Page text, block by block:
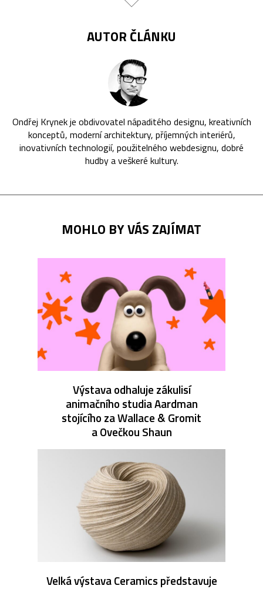
AUTOR ČLÁNKU
Ondřej Krynek je obdivovatel nápaditého designu, kreativních
konceptů, moderní architektury, příjemných interiérů,
inovativních technologií, použitelného webdesignu, dobré
hudby a veškeré kultury.
MOHLO BY VÁS ZAJÍMAT
Výstava odhaluje zákulisí
animačního studia Aardman
stojícího za Wallace & Gromit
a Ovečkou Shaun
Velká výstava Ceramics představuje